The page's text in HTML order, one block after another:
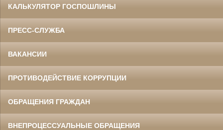
КАЛЬКУЛЯТОР ГОСПОШЛИНЫ
ПРЕСС-СЛУЖБА
ВАКАНСИИ
ПРОТИВОДЕЙСТВИЕ КОРРУПЦИИ
ОБРАЩЕНИЯ ГРАЖДАН
ВНЕПРОЦЕССУАЛЬНЫЕ ОБРАЩЕНИЯ